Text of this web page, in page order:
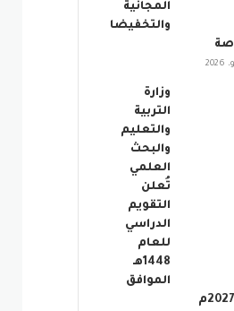
المجانية
والتخفيضا
وزارة
التربية
والتعليم
والبحث
العلمي
تُعلن
التقويم
الدراسي
للعام
1448هـ
الموافق